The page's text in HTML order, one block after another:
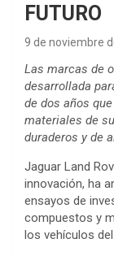
FUTURO
9 de noviembre
Las marcas de
desarrollada
de dos años
materiales de
duraderos y de
Jaguar Land
innovación, ha
ensayos de
compuestos y
los vehículos